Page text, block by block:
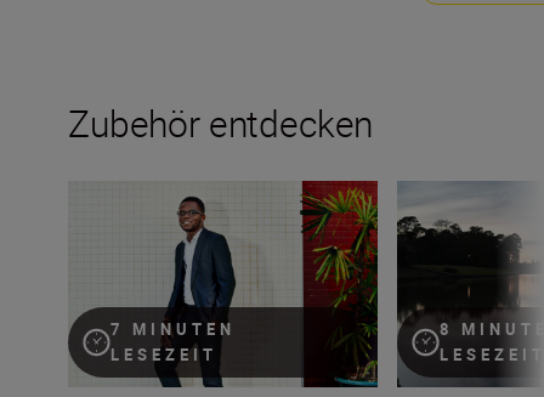
Zubehör entdecken
7 MINUTEN
LESEZEIT
Der Blitz. Meister des Unmöglichen!
8